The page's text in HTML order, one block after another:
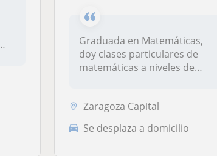
Graduada en Matemáticas,
doy clases particulares de
matemáticas a niveles de
Zaragoza Capital
Se desplaza a domicilio